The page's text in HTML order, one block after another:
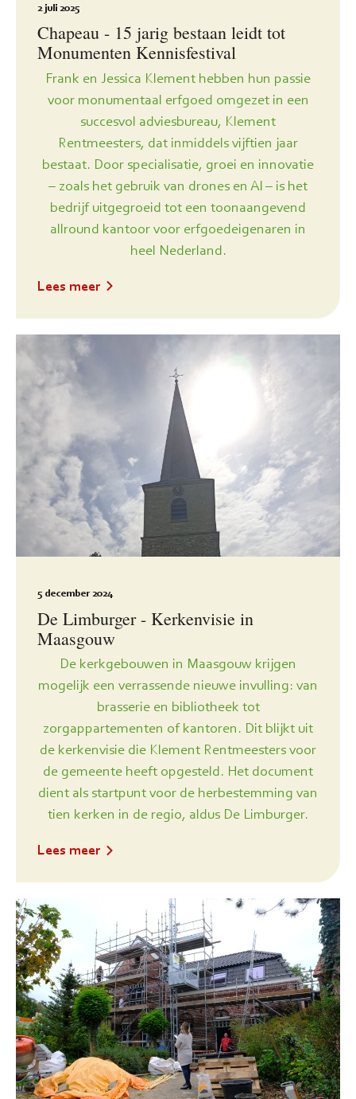
2 juli 2025
Chapeau - 15 jarig bestaan leidt tot
Monumenten Kennisfestival
Frank en Jessica Klement hebben hun passie
voor monumentaal erfgoed omgezet in een
succesvol adviesbureau, Klement
Rentmeesters, dat inmiddels vijftien jaar
bestaat. Door specialisatie, groei en innovatie
– zoals het gebruik van drones en AI – is het
bedrijf uitgegroeid tot een toonaangevend
allround kantoor voor erfgoedeigenaren in
heel Nederland.
Lees meer
5 december 2024
De Limburger - Kerkenvisie in
Maasgouw
De kerkgebouwen in Maasgouw krijgen
mogelijk een verrassende nieuwe invulling: van
brasserie en bibliotheek tot
zorgappartementen of kantoren. Dit blijkt uit
de kerkenvisie die Klement Rentmeesters voor
de gemeente heeft opgesteld. Het document
dient als startpunt voor de herbestemming van
tien kerken in de regio, aldus De Limburger.
Lees meer